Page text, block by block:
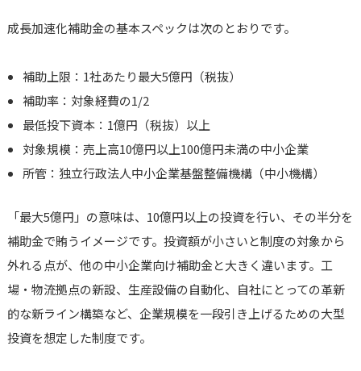
成長加速化補助金の基本スペックは次のとおりです。
補助上限：1社あたり最大5億円（税抜）
補助率：対象経費の1/2
最低投下資本：1億円（税抜）以上
対象規模：売上高10億円以上100億円未満の中小企業
所管：独立行政法人中小企業基盤整備機構（中小機構）
「最大5億円」の意味は、10億円以上の投資を行い、その半分を
補助金で賄うイメージです。投資額が小さいと制度の対象から
外れる点が、他の中小企業向け補助金と大きく違います。工
場・物流拠点の新設、生産設備の自動化、自社にとっての革新
的な新ライン構築など、企業規模を一段引き上げるための大型
投資を想定した制度です。